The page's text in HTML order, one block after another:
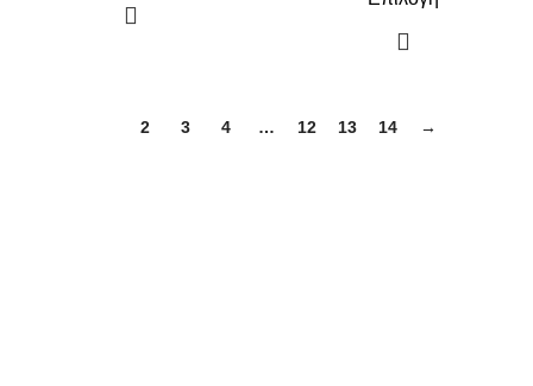
2 3 4 … 12 13 14 →